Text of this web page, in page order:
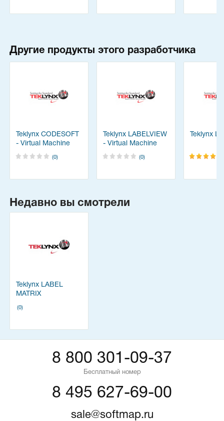
Другие продукты этого разработчика
Teklynx CODESOFT
- Virtual Machine
(0)
Teklynx LABELVIEW
- Virtual Machine
(0)
Teklynx
Недавно вы смотрели
Teklynx LABEL
MATRIX
(0)
8 800 301-09-37
Бесплатный номер
8 495 627-69-00
sale@softmap.ru